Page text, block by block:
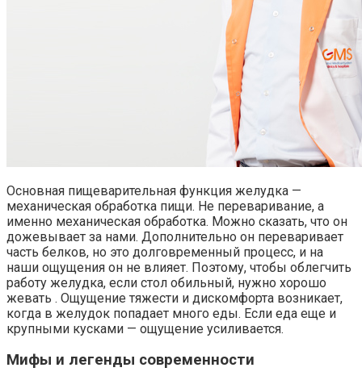
Основная пищеварительная функция желудка —
механическая обработка пищи. Не переваривание, а
именно механическая обработка. Можно сказать, что он
дожевывает за нами. Дополнительно он переваривает
часть белков, но это долговременный процесс, и на
наши ощущения он не влияет. Поэтому, чтобы облегчить
работу желудка, если стол обильный, нужно хорошо
жевать . Ощущение тяжести и дискомфорта возникает,
когда в желудок попадает много еды. Если еда еще и
крупными кусками — ощущение усиливается.
Мифы и легенды современности